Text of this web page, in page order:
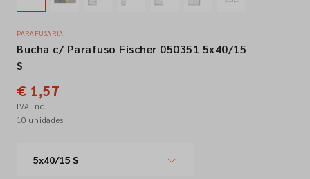
Siga-nos nas redes sociais
PARAFUSARIA
Bucha c/ Parafuso Fischer 050351 5x40/15
S
€ 1,57
IVA inc.
10 unidades
5x40/15 S